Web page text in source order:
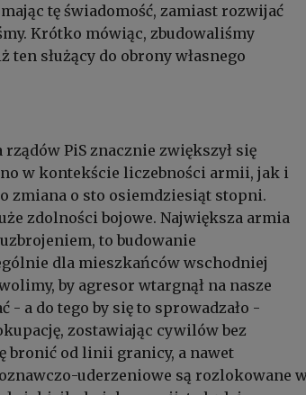
tę świadomość, zamiast rozwijać
Krótko mówiąc, zbudowaliśmy
służący do obrony własnego
rządów PiS znacznie zwiększył się
w kontekście liczebności armii, jak i
zmiana o sto osiemdziesiąt stopni.
zdolności bojowe. Największa armia
to budowanie
dla mieszkańców wschodniej
by agresor wtargnął na nasze
a do tego by się to sprowadzało -
zostawiając cywilów bez
bronić od linii granicy, a nawet
uderzeniowe są rozlokowane